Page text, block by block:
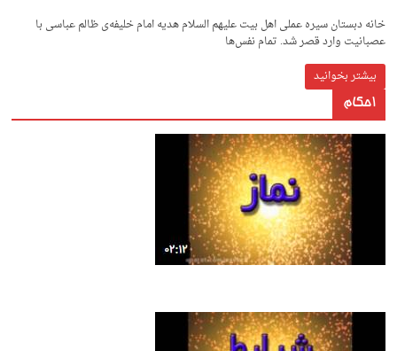
خانه دبستان سیره عملی اهل بیت علیهم السلام هدیه امام خلیفه‌ی ظالم عباسی با
عصبانیت وارد قصر شد. تمام نفس‌ها
بیشتر بخوانید
احکام